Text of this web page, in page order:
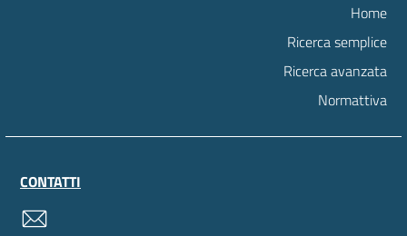
Home
Ricerca semplice
Ricerca avanzata
Normattiva
CONTATTI